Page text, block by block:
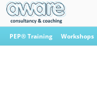
PEP® Training Workshops